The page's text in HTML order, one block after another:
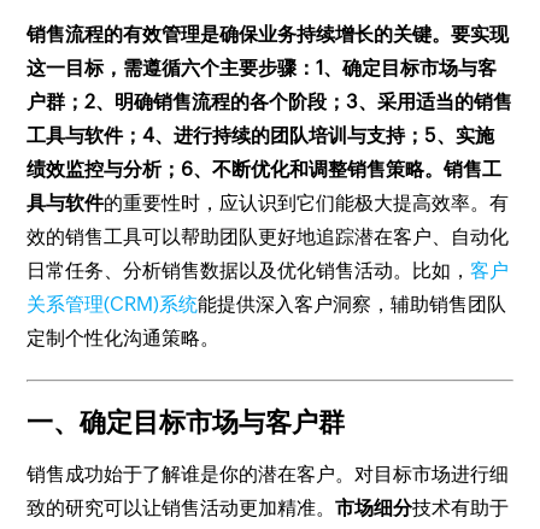
销售流程的有效管理是确保业务持续增长的关键。要实现
这一目标，需遵循六个主要步骤：1、确定目标市场与客
户群；2、明确销售流程的各个阶段；3、采用适当的销售
工具与软件；4、进行持续的团队培训与支持；5、实施
绩效监控与分析；6、不断优化和调整销售策略。销售工
具与软件的重要性时，应认识到它们能极大提高效率。有
效的销售工具可以帮助团队更好地追踪潜在客户、自动化
日常任务、分析销售数据以及优化销售活动。比如，客户
关系管理(CRM)系统能提供深入客户洞察，辅助销售团队
定制个性化沟通策略。
一、确定目标市场与客户群
销售成功始于了解谁是你的潜在客户。对目标市场进行细
致的研究可以让销售活动更加精准。市场细分技术有助于